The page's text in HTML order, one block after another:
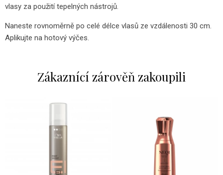
vlasy za použití tepelných nástrojů.
Naneste rovnoměrně po celé délce vlasů ze vzdálenosti 30 cm.
Aplikujte na hotový výčes.
Zákaznící zárověň zakoupili